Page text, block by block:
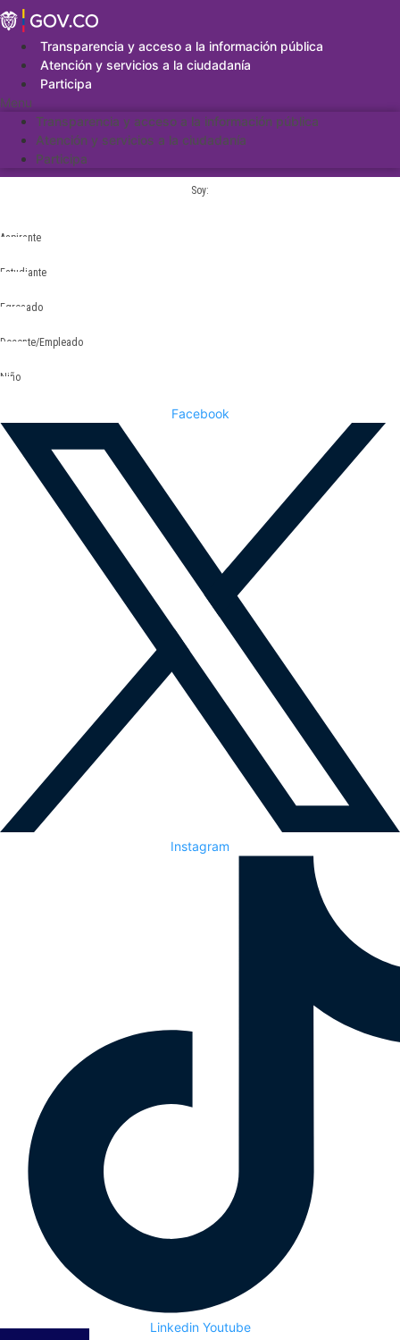
Saltar
al
contenidoTransparencia y acceso a la información pública
Atención y servicios a la ciudadanía
Participa
Menu
Transparencia y acceso a la información pública
Atención y servicios a la ciudadanía
Participa
Soy:
Aspirante
Estudiante
Egresado
Docente/Empleado
Niño
Facebook
Instagram
Linkedin Youtube